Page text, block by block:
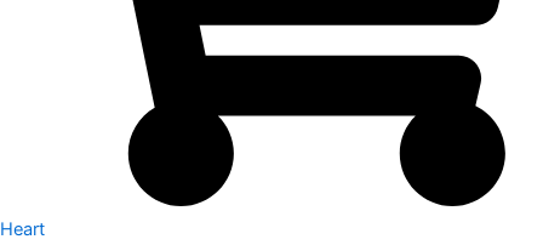
Heart